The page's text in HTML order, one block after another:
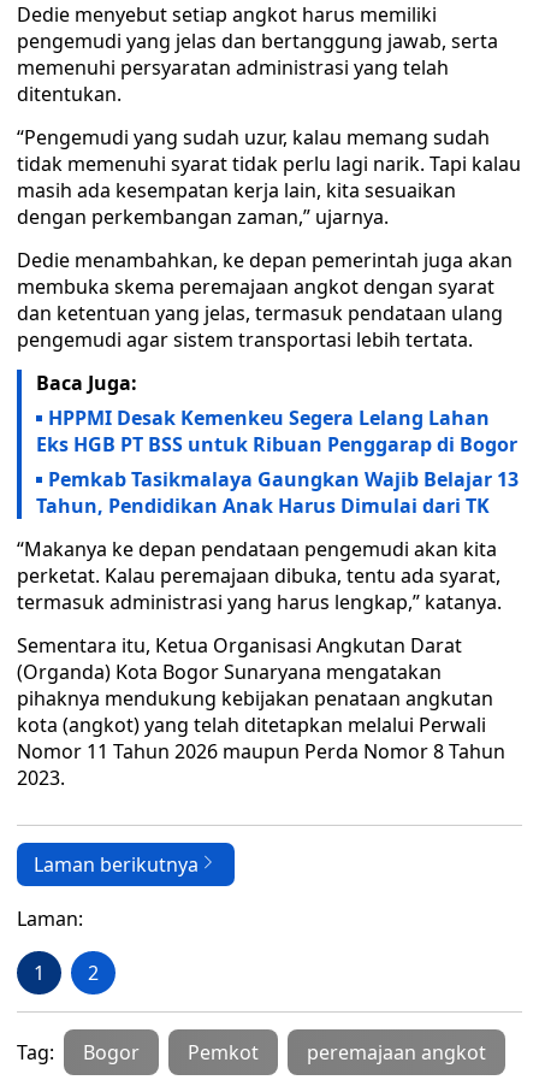
Dedie menyebut setiap angkot harus memiliki
pengemudi yang jelas dan bertanggung jawab, serta
memenuhi persyaratan administrasi yang telah
ditentukan.
“Pengemudi yang sudah uzur, kalau memang sudah
tidak memenuhi syarat tidak perlu lagi narik. Tapi kalau
masih ada kesempatan kerja lain, kita sesuaikan
dengan perkembangan zaman,” ujarnya.
Dedie menambahkan, ke depan pemerintah juga akan
membuka skema peremajaan angkot dengan syarat
dan ketentuan yang jelas, termasuk pendataan ulang
pengemudi agar sistem transportasi lebih tertata.
Baca Juga:
HPPMI Desak Kemenkeu Segera Lelang Lahan
Eks HGB PT BSS untuk Ribuan Penggarap di Bogor
Pemkab Tasikmalaya Gaungkan Wajib Belajar 13
Tahun, Pendidikan Anak Harus Dimulai dari TK
“Makanya ke depan pendataan pengemudi akan kita
perketat. Kalau peremajaan dibuka, tentu ada syarat,
termasuk administrasi yang harus lengkap,” katanya.
Sementara itu, Ketua Organisasi Angkutan Darat
(Organda) Kota Bogor Sunaryana mengatakan
pihaknya mendukung kebijakan penataan angkutan
kota (angkot) yang telah ditetapkan melalui Perwali
Nomor 11 Tahun 2026 maupun Perda Nomor 8 Tahun
2023.
Laman berikutnya
Laman:
1 2
Tag: Bogor Pemkot peremajaan angkot